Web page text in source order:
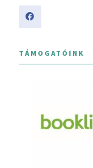
TÁMOGATÓINK